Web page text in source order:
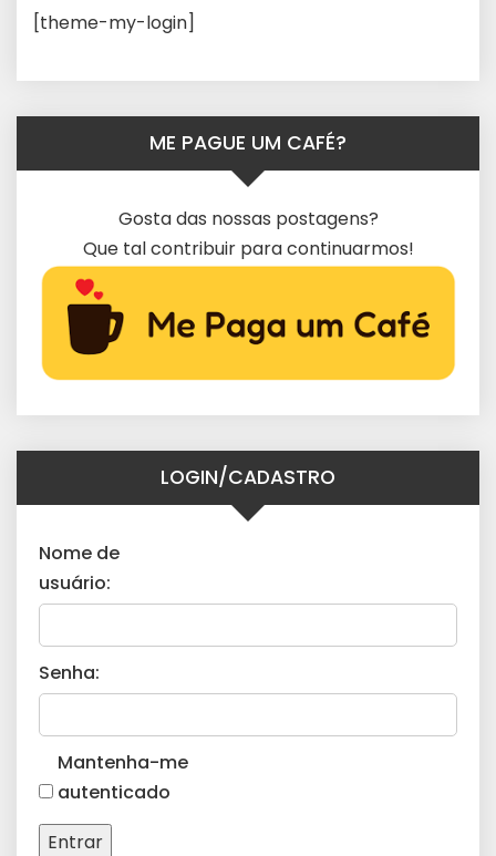
[theme-my-login]
ME PAGUE UM CAFÉ?
Gosta das nossas postagens?
Que tal contribuir para continuarmos!
LOGIN/CADASTRO
Nome de
usuário:
Senha:
Mantenha-me
autenticado
Entrar